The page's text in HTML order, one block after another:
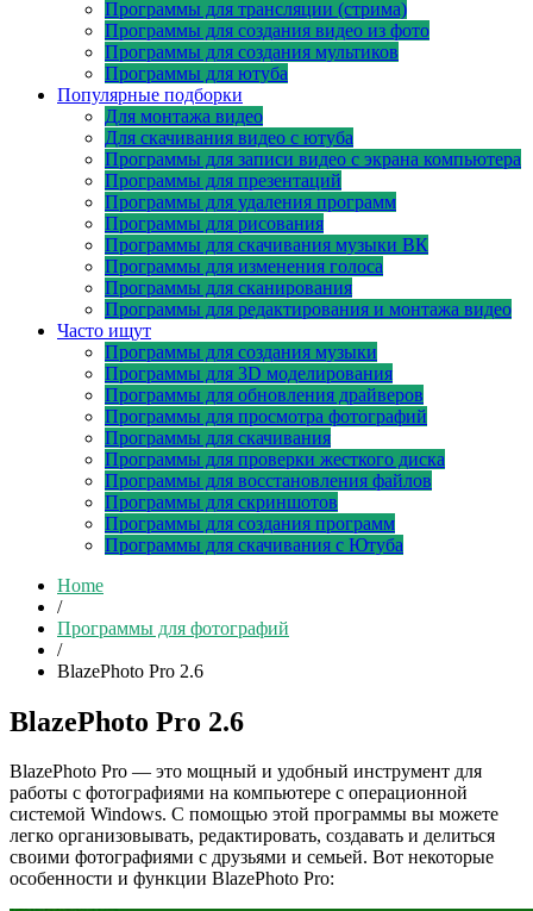
Программы для трансляции (стрима)
Программы для создания видео из фото
Программы для создания мультиков
Программы для ютуба
Популярные подборки
Для монтажа видео
Для скачивания видео с ютуба
Программы для записи видео с экрана компьютера
Программы для презентаций
Программы для удаления программ
Программы для рисования
Программы для скачивания музыки ВК
Программы для изменения голоса
Программы для сканирования
Программы для редактирования и монтажа видео
Часто ищут
Программы для создания музыки
Программы для 3D моделирования
Программы для обновления драйверов
Программы для просмотра фотографий
Программы для скачивания
Программы для проверки жесткого диска
Программы для восстановления файлов
Программы для скриншотов
Программы для создания программ
Программы для скачивания с Ютуба
Home
/
Программы для фотографий
/
BlazePhoto Pro 2.6
BlazePhoto Pro 2.6
BlazePhoto Pro — это мощный и удобный инструмент для
работы с фотографиями на компьютере с операционной
системой Windows. С помощью этой программы вы можете
легко организовывать, редактировать, создавать и делиться
своими фотографиями с друзьями и семьей. Вот некоторые
особенности и функции BlazePhoto Pro: